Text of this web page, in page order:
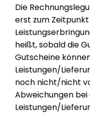
Die
erst zum
heißt, sobald die
Gutscheine
Leistungen/
noch nicht/nicht
Abweichungen
Leistungen/